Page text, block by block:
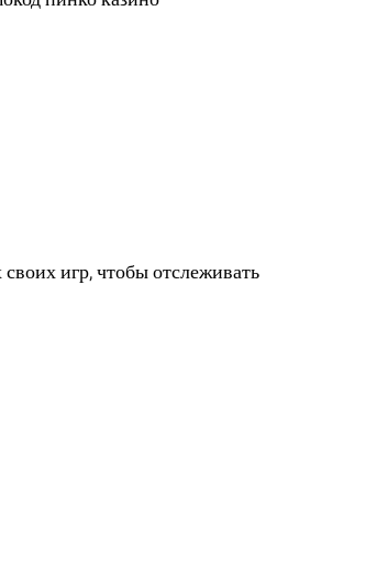
игр, чтобы отслеживать